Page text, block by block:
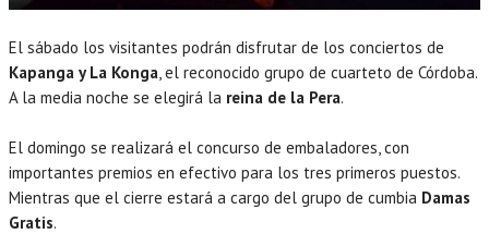
El sábado los visitantes podrán disfrutar de los conciertos de
Kapanga y La Konga, el reconocido grupo de cuarteto de Córdoba.
A la media noche se elegirá la reina de la Pera.
El domingo se realizará el concurso de embaladores, con
importantes premios en efectivo para los tres primeros puestos.
Mientras que el cierre estará a cargo del grupo de cumbia Damas
Gratis.